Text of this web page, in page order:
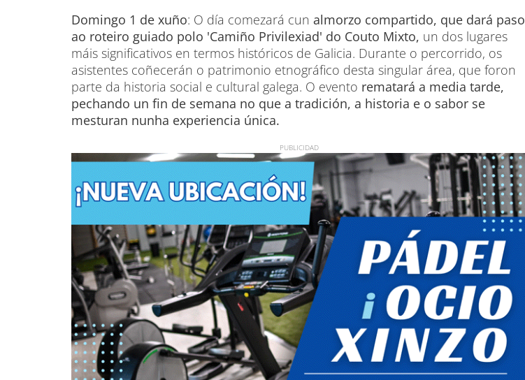
Domingo 1 de xuño: O día comezará cun almorzo compartido, que dará paso
ao roteiro guiado polo 'Camiño Privilexiad' do Couto Mixto, un dos lugares
máis significativos en termos históricos de Galicia. Durante o percorrido, os
asistentes coñecerán o patrimonio etnográfico desta singular área, que foron
parte da historia social e cultural galega. O evento rematará a media tarde,
pechando un fin de semana no que a tradición, a historia e o sabor se
mesturan nunha experiencia única.